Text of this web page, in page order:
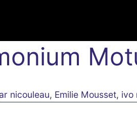
nicouleau, Emilie Mousset, ivo